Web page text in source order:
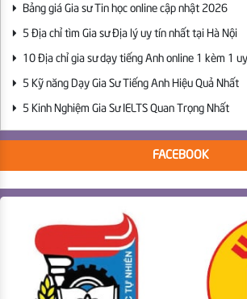
Bảng giá Gia sư Tin học online cập nhật 2026
5 Địa chỉ tìm Gia sư Địa lý uy tín nhất tại Hà Nội
10 Địa chỉ gia sư dạy tiếng Anh online 1 kèm 1
5 Kỹ năng Dạy Gia Sư Tiếng Anh Hiệu Quả Nhất
5 Kinh Nghiệm Gia Sư IELTS Quan Trọng Nhất
FACEBOOK